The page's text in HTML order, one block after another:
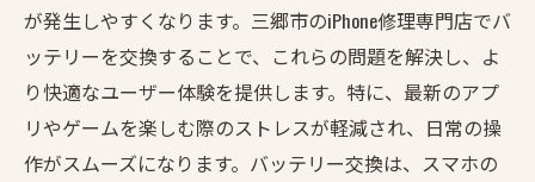
が発生しやすくなります。三郷市のiPhone修理専門店でバ
ッテリーを交換することで、これらの問題を解決し、よ
り快適なユーザー体験を提供します。特に、最新のアプ
リやゲームを楽しむ際のストレスが軽減され、日常の操
作がスムーズになります。バッテリー交換は、スマホの